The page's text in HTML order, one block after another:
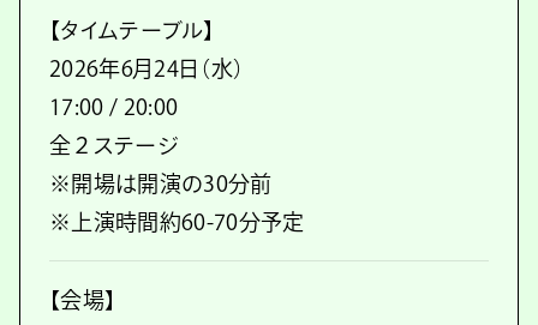
【タイムテーブル】
2026年6月24日（水）
17:00 / 20:00
全２ステージ
※開場は開演の30分前
※上演時間約60-70分予定
【会場】